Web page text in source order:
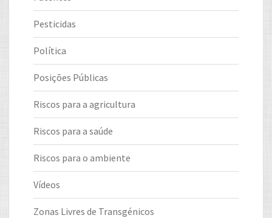
Pesticidas
Política
Posições Públicas
Riscos para a agricultura
Riscos para a saúde
Riscos para o ambiente
Vídeos
Zonas Livres de Transgénicos